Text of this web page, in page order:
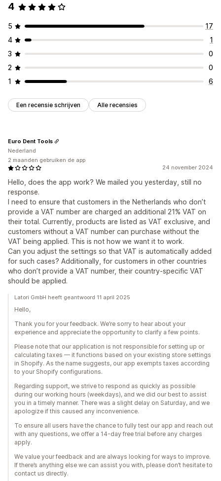
4
5
17
4
1
3
0
2
0
1
6
Een recensie schrijven Alle recensies
24 november 2024
Hello, does the app work? We mailed you yesterday, still no
response.
I need to ensure that customers in the Netherlands who don’t
provide a VAT number are charged an additional 21% VAT on
their total. Currently, products are listed as VAT exclusive, and
customers without a VAT number can purchase without the
VAT being applied. This is not how we want it to work.
Can you adjust the settings so that VAT is automatically added
for such cases? Additionally, for customers in other countries
who don’t provide a VAT number, their country-specific VAT
should be applied.
Euro Dent Tools
Nederland
2 maanden gebruiken de app
Latori GmbH heeft geantwoord 11 april 2025
Hello,
Thank you for your feedback. We’re sorry to hear about your
experience and appreciate the opportunity to clarify a few points.
Please note that our application is not responsible for setting up or
calculating taxes — it functions based on your existing store settings
in Shopify. As the name suggests, our app exempts taxes according
to your Shopify configurations.
Regarding support, we strive to respond as quickly as possible
during our working hours (weekdays), and we did our best to assist
you in a timely manner. There was a slight delay on Saturday, and we
apologize if this caused any inconvenience.
To ensure all users have the chance to fully test our app and reach out
with any questions, we offer a 14-day free trial before any charges
apply.
We value your feedback and are always looking for ways to improve.
If there’s anything else we can assist you with, please don’t hesitate to
contact us directly.